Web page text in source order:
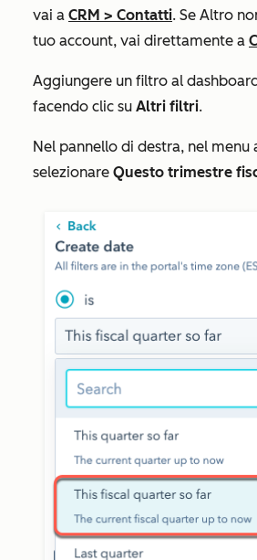
vai a CRM > Contatti. Se Altro
tuo account, vai direttamente a
Aggiungere un filtro al
facendo clic su Altri filtri.
Nel pannello di destra, nel menu
selezionare Questo trimestre